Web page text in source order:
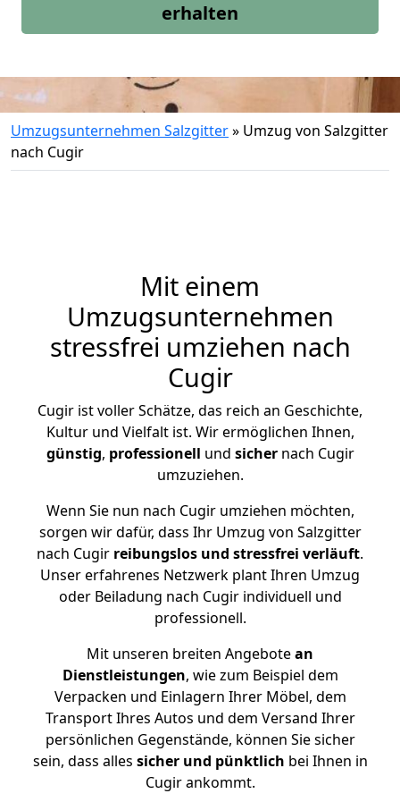
erhalten
Umzugsunternehmen Salzgitter» Umzug von Salzgitter
nach Cugir
Mit einem
Umzugsunternehmen
stressfrei umziehen nach
Cugir
Cugir ist voller Schätze, das reich an Geschichte,
Kultur und Vielfalt ist. Wir ermöglichen Ihnen,
günstig, professionell und sichernach Cugir
umzuziehen.
Wenn Sie nun nach Cugir umziehen möchten,
sorgen wir dafür, dass Ihr Umzug von Salzgitter
nach Cugir reibungslos und stressfrei verläuft.
Unser erfahrenes Netzwerk plant Ihren Umzug
oder Beiladung nach Cugir individuell und
professionell.
Mit unseren breiten Angebotean
Dienstleistungen, wie zum Beispiel dem
Verpacken und Einlagern Ihrer Möbel, dem
Transport Ihres Autos und dem Versand Ihrer
persönlichen Gegenstände, können Sie sicher
sein, dass alles sicher und pünktlich bei Ihnen in
Cugir ankommt.